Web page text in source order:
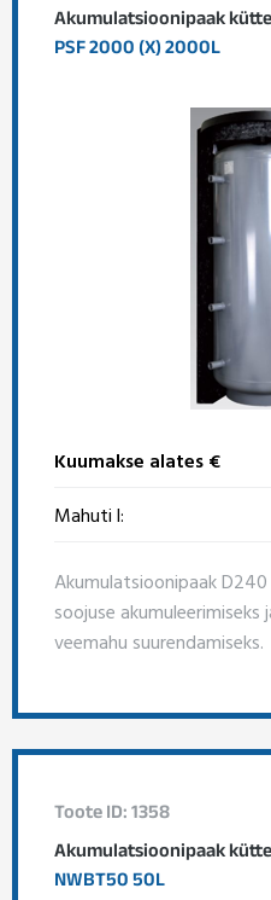
Akumulatsioonipaak
PSF 2000 (X) 2000L
Kuumakse alates €
Mahuti l:
Akumulatsioonipaak
soojuse
veemahu suurendamiseks.
Toote ID: 1358
Akumulatsioonipaak
NWBT50 50L